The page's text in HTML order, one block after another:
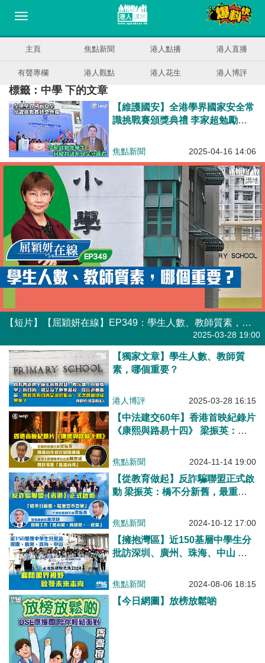
主頁 焦點新聞 港人點播 港人直播
有聲專欄 港人觀點 港人花生 港人博評
標籤：中學 下的文章
【維護國安】全港學界國家安全常
識挑戰賽頒獎典禮 李家超勉勵學
焦點新聞 2025-04-16 14:06
【短片】【屈穎妍在線】EP349：學生人數、教師質素，哪個重要？
2025-03-28 19:00
【獨家文章】學生人數、教師質
素，哪個重要？
港人博評 2025-03-28 16:15
【中法建交60年】香港首映紀錄片
《康熙與路易十四》 梁振英：穗
電視台台長陳家成：穗好電影「進
焦點新聞 2024-11-14 19:00
【從教育做起】反詐騙聯盟正式啟
動 梁振英：橋不分新舊，最重要
做、持續做、一起做」
焦點新聞 2024-10-12 17:00
【擁抱灣區】近150基層中學生分
批訪深圳、廣州、珠海、中山 擴
焦點新聞 2024-08-06 18:15
【今日網圖】放榜放鬆啲